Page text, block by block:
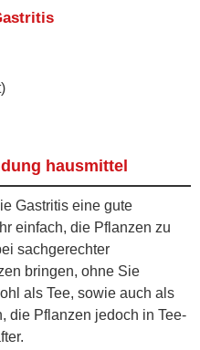
hausmittel
Gastritis eine gute
einfach, die Pflanzen zu
sachgerechter
bringen, ohne Sie
als Tee, sowie auch als
die Pflanzen jedoch in Tee-